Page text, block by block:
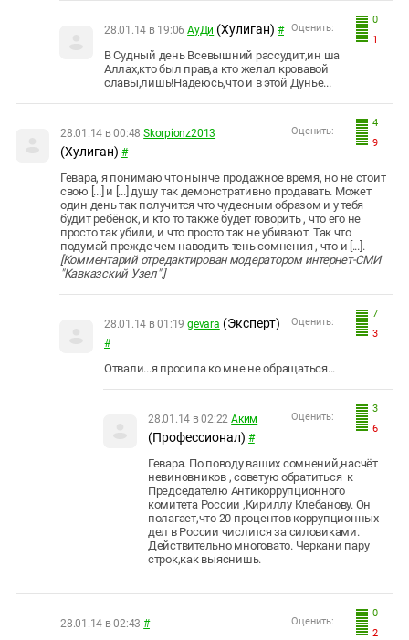
0
1
Оценить:
28.01.14 в 19:06 АуДи (Хулиган) #
В Судный день Всевышний рассудит,ин ша
Аллах,кто был прав,а кто желал кровавой
славы,лишь!Надеюсь,что и в этой Дунье...
4
9
Оценить:
28.01.14 в 00:48 Skorpionz2013
(Хулиган) #
Гевара, я понимаю что нынче продажное время, но не стоит
свою [...] и [...] душу так демонстративно продавать. Может
один день так получится что чудесным образом и у тебя
будит ребёнок, и кто то также будет говорить , что его не
просто так убили, и что просто так не убивают. Так что
подумай прежде чем наводить тень сомнения , что и [...].
[Комментарий отредактирован модератором интернет-СМИ
"Кавказский Узел".]
7
3
Оценить:
28.01.14 в 01:19 gevara (Эксперт)
#
Отвали...я просила ко мне не обращаться...
3
6
Оценить:
28.01.14 в 02:22 Аким
(Профессионал) #
Гевара. По поводу ваших сомнений,насчёт
невиновников , советую обратиться к
Председателю Антикоррупционного
комитета России ,Кириллу Клебанову. Он
полагает,что 20 процентов коррупционных
дел в России числится за силовиками.
Действительно многовато. Черкани пару
строк,как выяснишь.
0
2
Оценить:
28.01.14 в 02:43 #